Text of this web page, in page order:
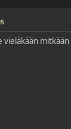
vieläkään